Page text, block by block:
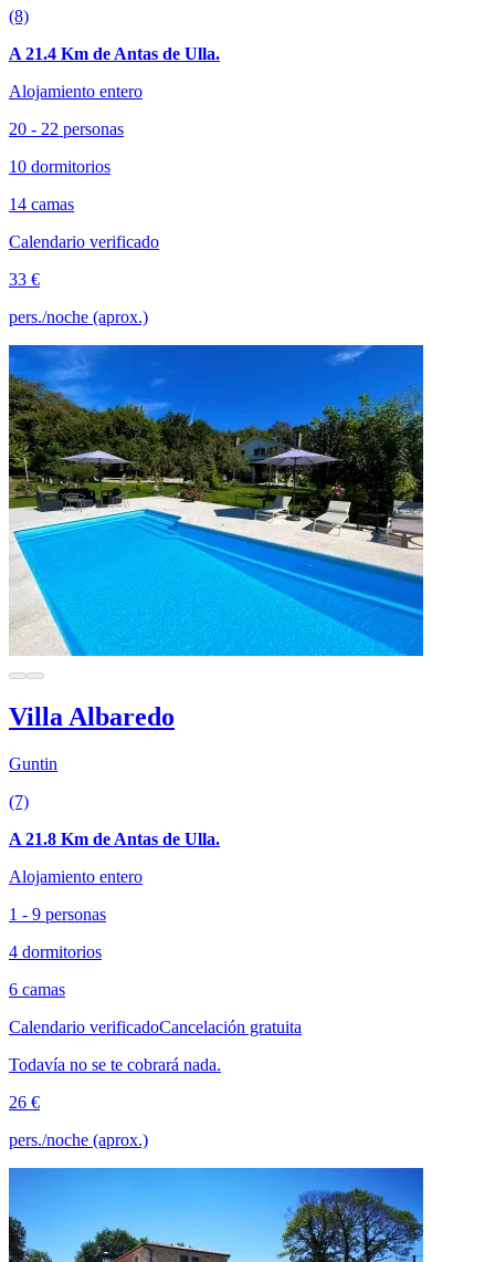
(8)
A 21.4 Km de Antas de Ulla.
Alojamiento entero
20 - 22 personas
10 dormitorios
14 camas
Calendario verificado
33 €
pers./noche (aprox.)
Villa Albaredo
Guntin
(7)
A 21.8 Km de Antas de Ulla.
Alojamiento entero
1 - 9 personas
4 dormitorios
6 camas
Calendario verificadoCancelación gratuita
Todavía no se te cobrará nada.
26 €
pers./noche (aprox.)